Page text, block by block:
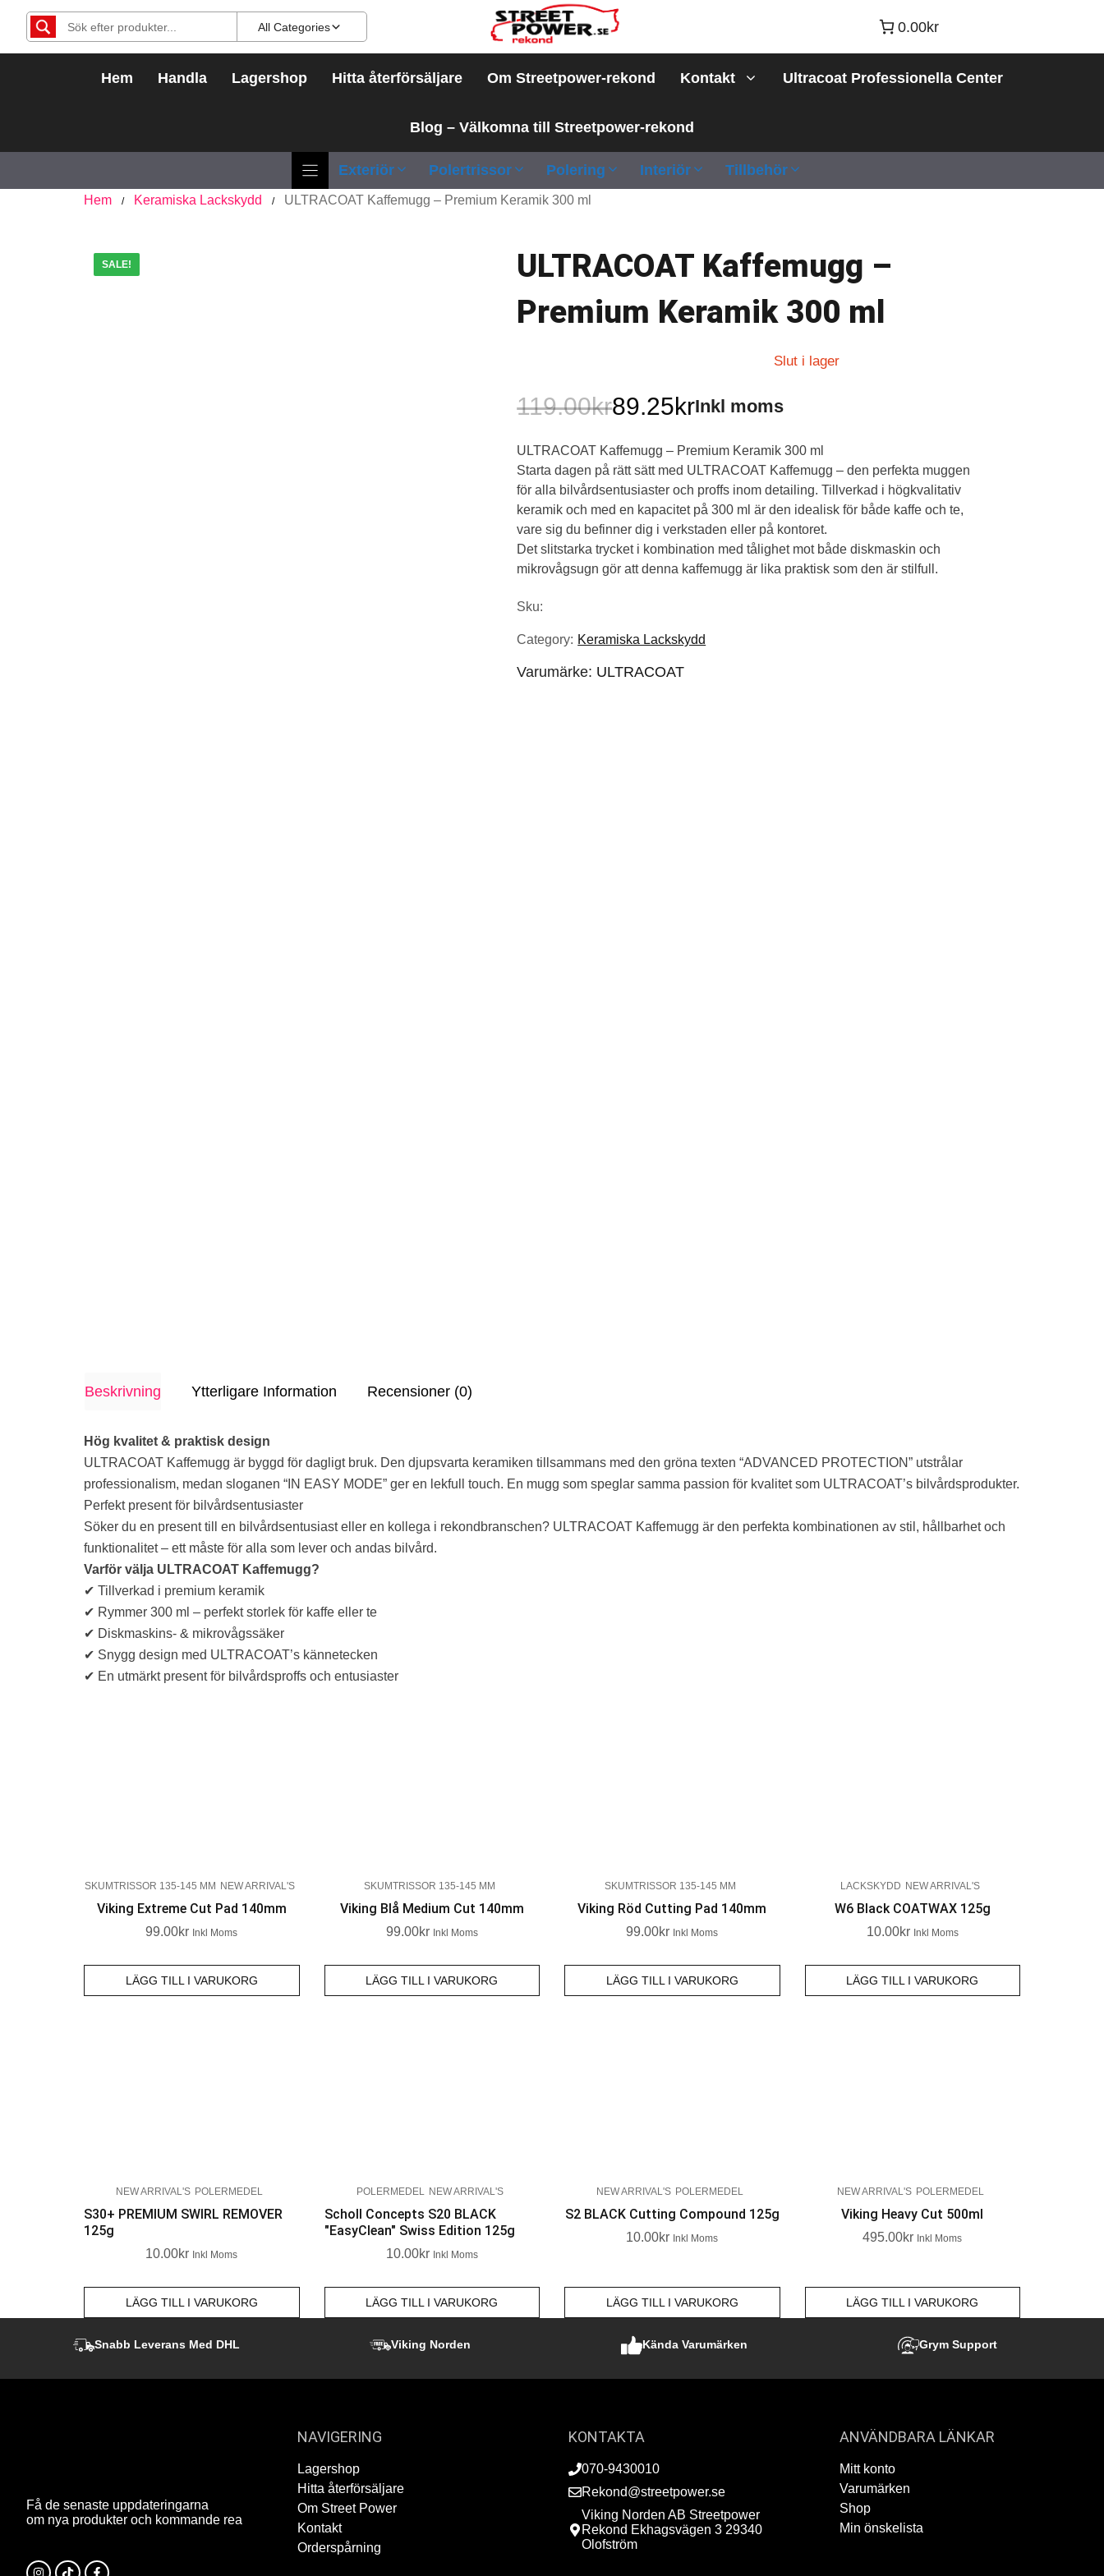
Hoppa
innehåll
All Categories 0.00kr
Hem Handla Lagershop Hitta återförsäljare Om Streetpower-rekond Kontakt Ultracoat Professionella Center
Blog – Välkomna till Streetpower-rekond
Exteriör Polertrissor Polering Interiör Tillbehör
Hem / Keramiska Lackskydd / ULTRACOAT Kaffemugg – Premium Keramik 300 ml
SALE!
ULTRACOAT Kaffemugg –
Premium Keramik 300 ml
Slut i lager
119.00kr
Det
ursprungliga
priset
var:
119.00kr.
89.25kr
Det
nuvarande
priset
är:
89.25kr.
Inkl moms
ULTRACOAT Kaffemugg – Premium Keramik 300 ml
Starta dagen på rätt sätt med ULTRACOAT Kaffemugg – den perfekta muggen
för alla bilvårdsentusiaster och proffs inom detailing. Tillverkad i högkvalitativ
keramik och med en kapacitet på 300 ml är den idealisk för både kaffe och te,
vare sig du befinner dig i verkstaden eller på kontoret.
Det slitstarka trycket i kombination med tålighet mot både diskmaskin och
mikrovågsugn gör att denna kaffemugg är lika praktisk som den är stilfull.
Sku:
Category: Keramiska Lackskydd
Varumärke: ULTRACOAT
Beskrivning Ytterligare Information Recensioner (0)
Hög kvalitet & praktisk design
ULTRACOAT Kaffemugg är byggd för dagligt bruk. Den djupsvarta keramiken tillsammans med den gröna texten “ADVANCED PROTECTION” utstrålar
professionalism, medan sloganen “IN EASY MODE” ger en lekfull touch. En mugg som speglar samma passion för kvalitet som ULTRACOAT’s bilvårdsprodukter.
Perfekt present för bilvårdsentusiaster
Söker du en present till en bilvårdsentusiast eller en kollega i rekondbranschen? ULTRACOAT Kaffemugg är den perfekta kombinationen av stil, hållbarhet och
funktionalitet – ett måste för alla som lever och andas bilvård.
Varför välja ULTRACOAT Kaffemugg?
✔ Tillverkad i premium keramik
✔ Rymmer 300 ml – perfekt storlek för kaffe eller te
✔ Diskmaskins- & mikrovågssäker
✔ Snygg design med ULTRACOAT’s kännetecken
✔ En utmärkt present för bilvårdsproffs och entusiaster
SKUMTRISSOR 135-145 MM NEW ARRIVAL'S
Viking Extreme Cut Pad 140mm
99.00Kr Inkl Moms
LÄGG TILL I VARUKORG
SKUMTRISSOR 135-145 MM
Viking Blå Medium Cut 140mm
99.00Kr Inkl Moms
LÄGG TILL I VARUKORG
SKUMTRISSOR 135-145 MM
Viking Röd Cutting Pad 140mm
99.00Kr Inkl Moms
LÄGG TILL I VARUKORG
LACKSKYDD NEW ARRIVAL'S
W6 Black COATWAX 125g
10.00Kr Inkl Moms
LÄGG TILL I VARUKORG
NEW ARRIVAL'S POLERMEDEL
S30+ PREMIUM SWIRL REMOVER
125g
10.00Kr Inkl Moms
LÄGG TILL I VARUKORG
POLERMEDEL NEW ARRIVAL'S
Scholl Concepts S20 BLACK
"EasyClean" Swiss Edition 125g
10.00Kr Inkl Moms
LÄGG TILL I VARUKORG
NEW ARRIVAL'S POLERMEDEL
S2 BLACK Cutting Compound 125g
10.00Kr Inkl Moms
LÄGG TILL I VARUKORG
NEW ARRIVAL'S POLERMEDEL
Viking Heavy Cut 500ml
495.00Kr Inkl Moms
LÄGG TILL I VARUKORG
Snabb Leverans Med DHL Viking Norden Kända Varumärken Grym Support
Få de senaste uppdateringarna
om nya produkter och kommande rea
NAVIGERING
Lagershop
Hitta återförsäljare
Om Street Power
Kontakt
Orderspårning
KONTAKTA
070-9430010
Rekond@streetpower.se
Viking Norden AB Streetpower
Rekond Ekhagsvägen 3 29340
Olofström
ANVÄNDBARA LÄNKAR
Mitt konto
Varumärken
Shop
Min önskelista